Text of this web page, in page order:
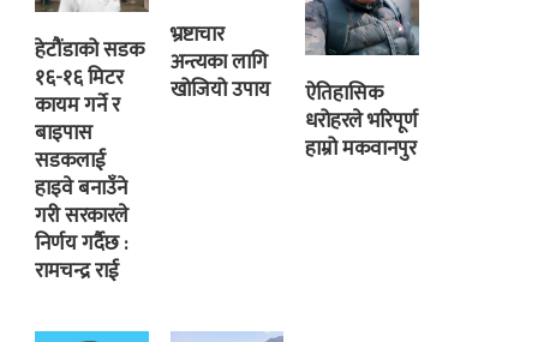
हेटौंडाको सडक
१६-१६ मिटर
कायम गर्ने र
बाइपास
सडकलाई
हाइवे बनाउँने
गरी सरकारले
निर्णय गर्दैछ :
रामचन्द्र राई
भ्रष्टाचार
अन्त्यका लागि
खोजियो उपाय
ऐतिहासिक
धरोहरले भरिपूर्ण
हाम्रो मकवानपुर